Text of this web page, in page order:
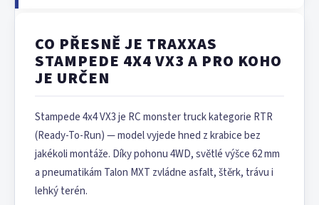
CO PŘESNĚ JE TRAXXAS
STAMPEDE 4X4 VX3 A PRO KOHO
JE URČEN
Stampede 4x4 VX3 je RC monster truck kategorie RTR
(Ready-To-Run) — model vyjede hned z krabice bez
jakékoli montáže. Díky pohonu 4WD, světlé výšce 62 mm
a pneumatikám Talon MXT zvládne asfalt, štěrk, trávu i
lehký terén.